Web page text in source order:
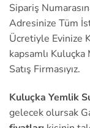
Sipariş
Adresinize Tüm
Ücretiyle Evinize
kapsamlı
Satış Firmasıyız.
Kuluçka Yemlik
gelecek olursak